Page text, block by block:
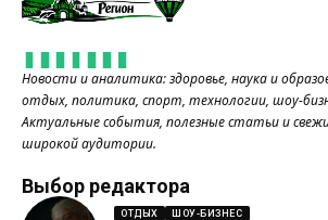
Новости и аналитика: здоровье, наука и
отдых, политика, спорт, технологии, шоу-
Актуальные события, полезные статьи и
широкой аудитории.
Выбор редактора
ОТДЫХ ШОУ-БИЗНЕС